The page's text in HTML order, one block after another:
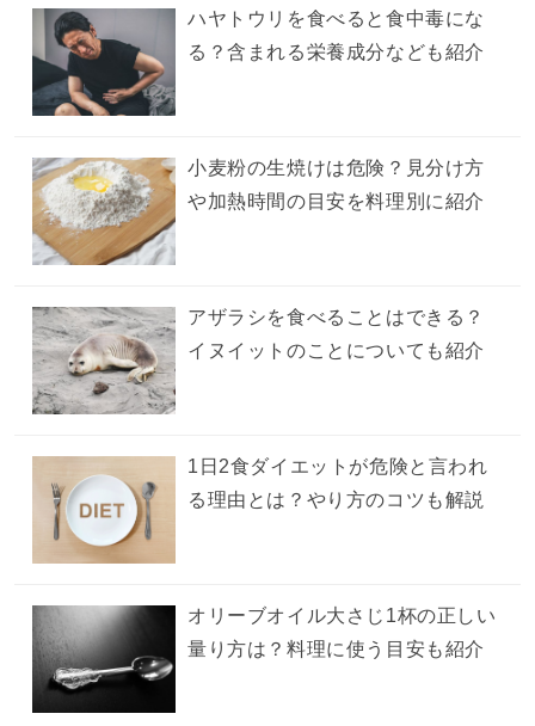
ハヤトウリを食べると食中毒にな
る？含まれる栄養成分なども紹介
小麦粉の生焼けは危険？見分け方
や加熱時間の目安を料理別に紹介
アザラシを食べることはできる？
イヌイットのことについても紹介
1日2食ダイエットが危険と言われ
る理由とは？やり方のコツも解説
オリーブオイル大さじ1杯の正しい
量り方は？料理に使う目安も紹介